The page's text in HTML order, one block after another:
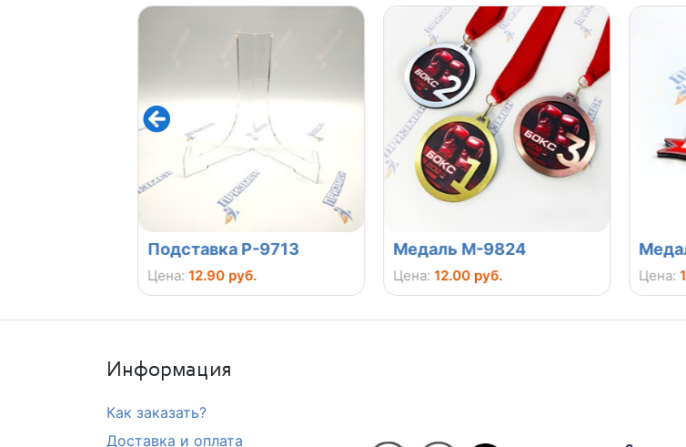
Подставка P-9713
Цена:12.90 руб.
Медаль М-9824
Цена:12.00 руб. Цена:
Информация
Как заказать?
Доставка и оплата